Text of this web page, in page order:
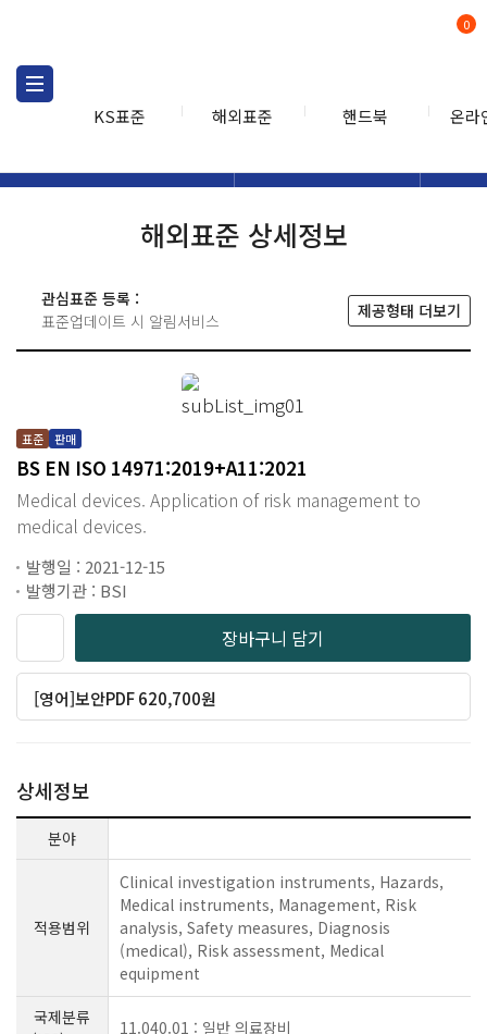
KS표준 해외표준 핸드북 온라
0
해외표준 상세정보
관심표준 등록 :
표준업데이트 시 알림서비스
제공형태 더보기
표준 판매
BS EN ISO 14971:2019+A11:2021
Medical devices. Application of risk management to
medical devices.
발행일 : 2021-12-15
발행기관 : BSI
장바구니 담기
[영어]보안PDF 620,700원
상세정보
분야
적용범위
Clinical investigation instruments, Hazards,
Medical instruments, Management, Risk
analysis, Safety measures, Diagnosis
(medical), Risk assessment, Medical
equipment
국제분류
11.040.01 : 일반 의료장비